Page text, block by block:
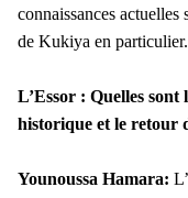
connaissances
de Kukiya en particulier.
L’Essor : Quelles sont
historique et le retour
Younoussa Hamara: